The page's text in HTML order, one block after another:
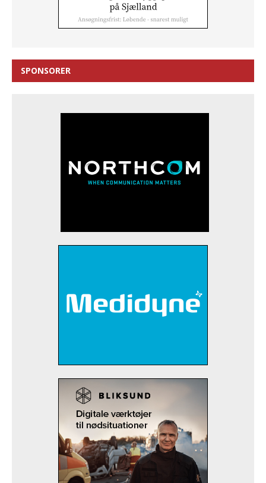
SPONSORER